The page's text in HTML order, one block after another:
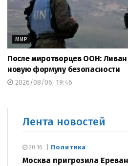
МИР
После миротворцев ООН:
новую формулу безопасности
2026/08/06, 19:46
Лента новостей
Политика
Москва пригрозила
20:16